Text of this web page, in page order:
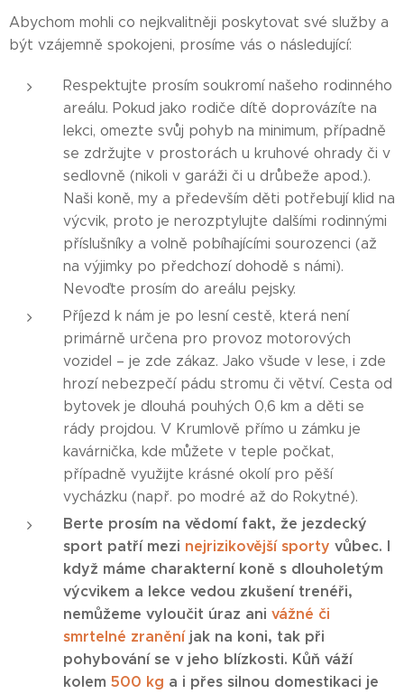
Abychom mohli co nejkvalitněji poskytovat své služby a
být vzájemně spokojeni, prosíme vás o následující:
Respektujte prosím soukromí našeho rodinného
areálu. Pokud jako rodiče dítě doprovázíte na
lekci, omezte svůj pohyb na minimum, případně
se zdržujte v prostorách u kruhové ohrady či v
sedlovně (nikoli v garáži či u drůbeže apod.).
Naši koně, my a především děti potřebují klid na
výcvik, proto je nerozptylujte dalšími rodinnými
příslušníky a volně pobíhajícími sourozenci (až
na výjimky po předchozí dohodě s námi).
Nevoďte prosím do areálu pejsky.
Příjezd k nám je po lesní cestě, která není
primárně určena pro provoz motorových
vozidel – je zde zákaz. Jako všude v lese, i zde
hrozí nebezpečí pádu stromu či větví. Cesta od
bytovek je dlouhá pouhých 0,6 km a děti se
rády projdou. V Krumlově přímo u zámku je
kavárnička, kde můžete v teple počkat,
případně využijte krásné okolí pro pěší
vycházku (např. po modré až do Rokytné).
Berte prosím na vědomí fakt, že jezdecký
sport patří mezi nejrizikovější sporty vůbec. I
když máme charakterní koně s dlouholetým
výcvikem a lekce vedou zkušení trenéři,
nemůžeme vyloučit úraz ani vážné či
smrtelné zraněníjak na koni, tak při
pohybování se v jeho blízkosti. Kůň váží
kolem 500 kg a i přes silnou domestikaci je